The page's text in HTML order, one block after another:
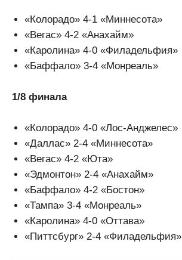
«Колорадо» 4-1 «Миннесота»
«Вегас» 4-2 «Анахайм»
«Каролина» 4-0 «Филадельфия»
«Баффало» 3-4 «Монреаль»
1/8 финала
«Колорадо» 4-0 «Лос-Анджелес»
«Даллас» 2-4 «Миннесота»
«Вегас» 4-2 «Юта»
«Эдмонтон» 2-4 «Анахайм»
«Баффало» 4-2 «Бостон»
«Тампа» 3-4 «Монреаль»
«Каролина» 4-0 «Оттава»
«Питтсбург» 2-4 «Филадельфия»